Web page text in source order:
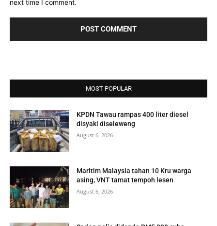
next time I comment.
MOST POPULAR
KPDN Tawau rampas 400 liter diesel
disyaki diseleweng
August 6, 2026
Maritim Malaysia tahan 10 Kru warga
asing, VNT tamat tempoh lesen
August 6, 2026